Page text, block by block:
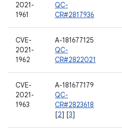
2021-
1961
QC-
CR#2817936
CVE-
2021-
1962
A-181677125
QC-
CR#2822021
CVE-
2021-
1963
A-181677179
QC-
CR#2823618
[2] [3]